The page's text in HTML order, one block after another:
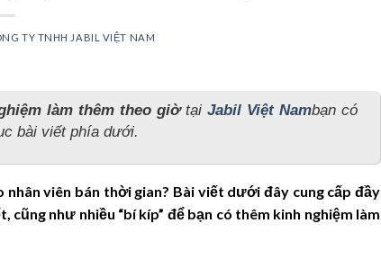
TY TNHH JABIL VIỆT NAM
làm thêm theo giờtại Jabil Việt Nambạn có
bài viết phía dưới.
viên bán thời gian? Bài viết dưới đây cung cấp đầy
như nhiều “bí kíp” để bạn có thêm kinh nghiệm làm